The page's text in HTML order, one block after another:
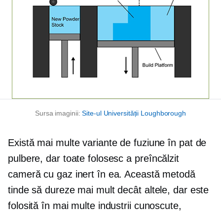
Sursa imaginii:Site-ul Universității Loughborough
Există mai multe variante de fuziune în pat de
pulbere, dar toate folosesc a preîncălzit
cameră cu gaz inert în ea. Această metodă
tinde să dureze mai mult decât altele, dar este
folosită în mai multe industrii cunoscute,